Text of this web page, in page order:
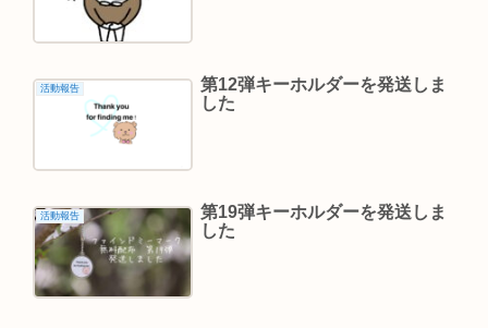
活動報告
第12弾キーホルダーを発送しま
した
活動報告
第19弾キーホルダーを発送しま
した